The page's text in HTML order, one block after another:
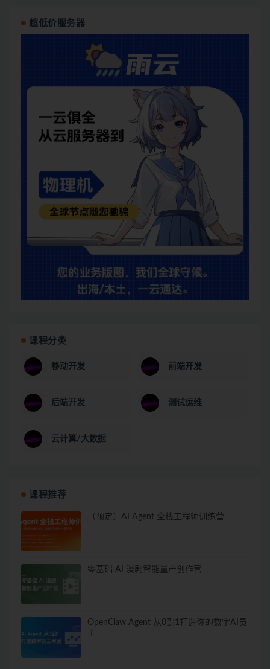
超低价服务器
课程分类
移动开发 前端开发
后端开发 测试运维
云计算/大数据
课程推荐
（预定）AI Agent 全栈工程师训练营
零基础 AI 漫剧智能量产创作营
OpenClaw Agent 从0到1打造你的数字AI员